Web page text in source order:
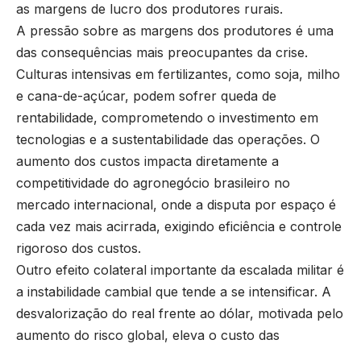
as margens de lucro dos produtores rurais.
A pressão sobre as margens dos produtores é uma
das consequências mais preocupantes da crise.
Culturas intensivas em fertilizantes, como soja, milho
e cana-de-açúcar, podem sofrer queda de
rentabilidade, comprometendo o investimento em
tecnologias e a sustentabilidade das operações. O
aumento dos custos impacta diretamente a
competitividade do agronegócio brasileiro no
mercado internacional, onde a disputa por espaço é
cada vez mais acirrada, exigindo eficiência e controle
rigoroso dos custos.
Outro efeito colateral importante da escalada militar é
a instabilidade cambial que tende a se intensificar. A
desvalorização do real frente ao dólar, motivada pelo
aumento do risco global, eleva o custo das